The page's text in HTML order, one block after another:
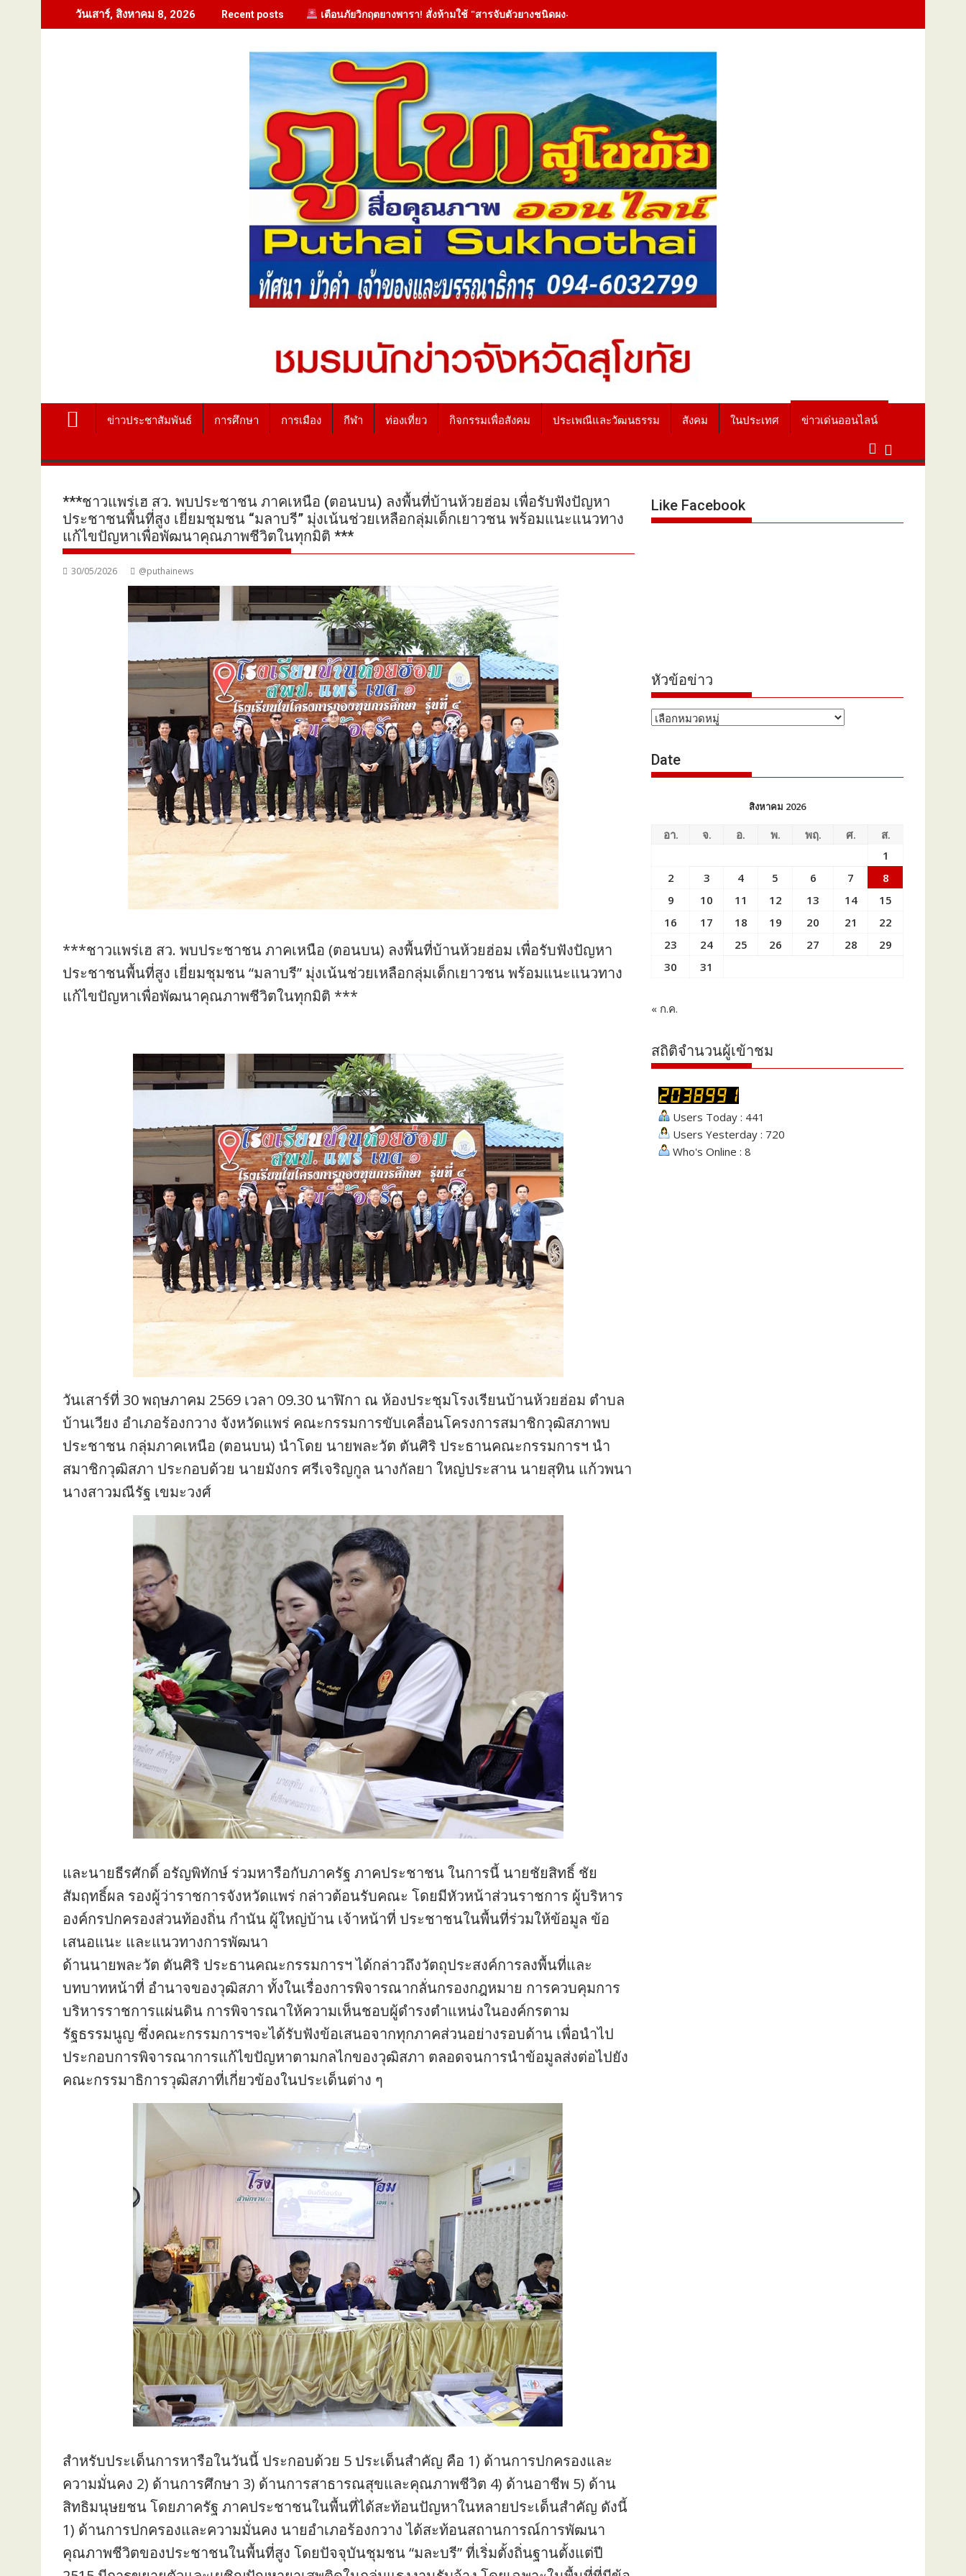
to
วันเสาร์, สิงหาคม 8, 2026 Recent posts เตือนภัยวิกฤตยางพารา! สั่งห้ามใช้ "สารจับตัวยางชนิดผง-ผงขาว" โรงงานประกาศปฏิเสธรับซื้อทันที ปรับขั้นต่ำ 20,000 บาท พร้อมจ่อฟ้องดำเนินคดี
ข่าวประชาสัมพันธ์ การศึกษา การเมือง กีฬา ท่องเที่ยว กิจกรรมเพื่อสังคม ประเพณีและวัฒนธรรม สังคม ในประเทศ ข่าวเด่นออนไลน์
***ชาวแพร่เฮ สว. พบประชาชน ภาคเหนือ (ตอนบน) ลงพื้นที่บ้านห้วยฮ่อม เพื่อรับฟังปัญหา
ประชาชนพื้นที่สูง เยี่ยมชุมชน “มลาบรี” มุ่งเน้นช่วยเหลือกลุ่มเด็กเยาวชน พร้อมแนะแนวทาง
แก้ไขปัญหาเพื่อพัฒนาคุณภาพชีวิตในทุกมิติ ***
30/05/2026 @puthainews
***ชาวแพร่เฮ สว. พบประชาชน ภาคเหนือ (ตอนบน) ลงพื้นที่บ้านห้วยฮ่อม เพื่อรับฟังปัญหา
ประชาชนพื้นที่สูง เยี่ยมชุมชน “มลาบรี” มุ่งเน้นช่วยเหลือกลุ่มเด็กเยาวชน พร้อมแนะแนวทาง
แก้ไขปัญหาเพื่อพัฒนาคุณภาพชีวิตในทุกมิติ ***
วันเสาร์ที่ 30 พฤษภาคม 2569 เวลา 09.30 นาฬิกา ณ ห้องประชุมโรงเรียนบ้านห้วยฮ่อม ตำบล
บ้านเวียง อำเภอร้องกวาง จังหวัดแพร่ คณะกรรมการขับเคลื่อนโครงการสมาชิกวุฒิสภาพบ
ประชาชน กลุ่มภาคเหนือ (ตอนบน) นำโดย นายพละวัต ตันศิริ ประธานคณะกรรมการฯ นำ
สมาชิกวุฒิสภา ประกอบด้วย นายมังกร ศรีเจริญกูล นางกัลยา ใหญ่ประสาน นายสุทิน แก้วพนา
นางสาวมณีรัฐ เขมะวงศ์
และนายธีรศักดิ์ อรัญพิทักษ์ ร่วมหารือกับภาครัฐ ภาคประชาชน ในการนี้ นายชัยสิทธิ์ ชัย
สัมฤทธิ์ผล รองผู้ว่าราชการจังหวัดแพร่ กล่าวต้อนรับคณะ โดยมีหัวหน้าส่วนราชการ ผู้บริหาร
องค์กรปกครองส่วนท้องถิ่น กำนัน ผู้ใหญ่บ้าน เจ้าหน้าที่ ประชาชนในพื้นที่ร่วมให้ข้อมูล ข้อ
เสนอแนะ และแนวทางการพัฒนา
ด้านนายพละวัต ตันศิริ ประธานคณะกรรมการฯ ได้กล่าวถึงวัตถุประสงค์การลงพื้นที่และ
บทบาทหน้าที่ อำนาจของวุฒิสภา ทั้งในเรื่องการพิจารณากลั่นกรองกฎหมาย การควบคุมการ
บริหารราชการแผ่นดิน การพิจารณาให้ความเห็นชอบผู้ดำรงตำแหน่งในองค์กรตาม
รัฐธรรมนูญ ซึ่งคณะกรรมการฯจะได้รับฟังข้อเสนอจากทุกภาคส่วนอย่างรอบด้าน เพื่อนำไป
ประกอบการพิจารณาการแก้ไขปัญหาตามกลไกของวุฒิสภา ตลอดจนการนำข้อมูลส่งต่อไปยัง
คณะกรรมาธิการวุฒิสภาที่เกี่ยวข้องในประเด็นต่าง ๆ
สำหรับประเด็นการหารือในวันนี้ ประกอบด้วย 5 ประเด็นสำคัญ คือ 1) ด้านการปกครองและ
ความมั่นคง 2) ด้านการศึกษา 3) ด้านการสาธารณสุขและคุณภาพชีวิต 4) ด้านอาชีพ 5) ด้าน
สิทธิมนุษยชน โดยภาครัฐ ภาคประชาชนในพื้นที่ได้สะท้อนปัญหาในหลายประเด็นสำคัญ ดังนี้
1) ด้านการปกครองและความมั่นคง นายอำเภอร้องกวาง ได้สะท้อนสถานการณ์การพัฒนา
คุณภาพชีวิตของประชาชนในพื้นที่สูง โดยปัจจุบันชุมชน “มละบรี” ที่เริ่มตั้งถิ่นฐานตั้งแต่ปี
Like Facebook
หัวข้อข่าว
หัวข้อ
Date
สิงหาคม 2026
อา. จ. อ. พ. พฤ. ศ.
ส.
1
2
3 4 5 6 7
8
9
10 11 12 13 14
15
16
17 18 19 20 21
22
23
24 25 26 27 28
29
30
31
« ก.ค.
สถิติจำนวนผู้เข้าชม
Users Today : 441
Users Yesterday : 720
Who's Online : 8